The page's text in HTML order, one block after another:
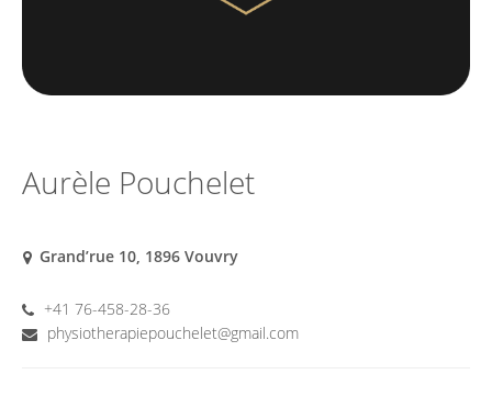
Aurèle Pouchelet
Grand’rue 10, 1896 Vouvry
+41 76-458-28-36
physiotherapiepouchelet@gmail.com